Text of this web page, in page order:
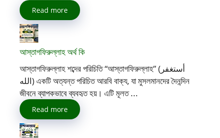
Read more
আস্তাগফিরুল্লাহ অর্থ কি
আস্তাগফিরুল্লাহ শব্দের পরিচিতি “আস্তাগফিরুল্লাহ” (أستغفر
الله) একটি অত্যন্ত পরিচিত আরবি বাক্য, যা মুসলমানদের দৈনন্দিন
জীবনে ব্যাপকভাবে ব্যবহৃত হয়। এটি মূলত ...
Read more